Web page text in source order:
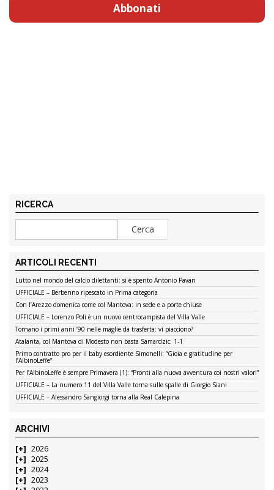
Abbonati
RICERCA
ARTICOLI RECENTI
Lutto nel mondo del calcio dilettanti: si è spento Antonio Pavan
UFFICIALE – Berbenno ripescato in Prima categoria
Con l’Arezzo domenica come col Mantova: in sede e a porte chiuse
UFFICIALE – Lorenzo Poli è un nuovo centrocampista del Villa Valle
Tornano i primi anni ’90 nelle maglie da trasferta: vi piacciono?
Atalanta, col Mantova di Modesto non basta Samardzic: 1-1
Primo contratto pro per il baby esordiente Simonelli: “Gioia e gratitudine per
l’AlbinoLeffe”
Per l’AlbinoLeffe è sempre Primavera (1): “Pronti alla nuova avventura coi nostri valori”
UFFICIALE – La numero 11 del Villa Valle torna sulle spalle di Giorgio Siani
UFFICIALE – Alessandro Sangiorgi torna alla Real Calepina
ARCHIVI
2026
2025
2024
2023